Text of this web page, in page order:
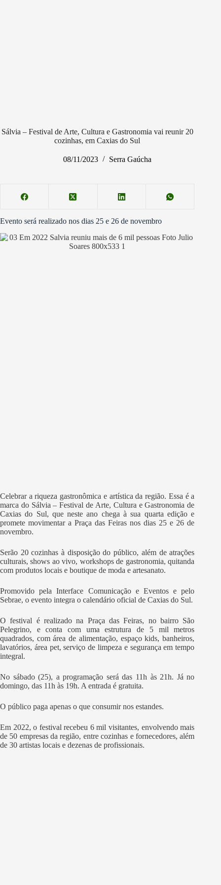
Sálvia – Festival de Arte, Cultura e Gastronomia vai reunir 20
cozinhas, em Caxias do Sul
08/11/2023 Serra Gaúcha
Evento será realizado nos dias 25 e 26 de novembro
Celebrar a riqueza gastronômica e artística da região. Essa é a
marca do Sálvia – Festival de Arte, Cultura e Gastronomia de
Caxias do Sul, que neste ano chega à sua quarta edição e
promete movimentar a Praça das Feiras nos dias 25 e 26 de
novembro.
Serão 20 cozinhas à disposição do público, além de atrações
culturais, shows ao vivo, workshops de gastronomia, quitanda
com produtos locais e boutique de moda e artesanato.
Promovido pela Interface Comunicação e Eventos e pelo
Sebrae, o evento integra o calendário oficial de Caxias do Sul.
O festival é realizado na Praça das Feiras, no bairro São
Pelegrino, e conta com uma estrutura de 5 mil metros
quadrados, com área de alimentação, espaço kids, banheiros,
lavatórios, área pet, serviço de limpeza e segurança em tempo
integral.
No sábado (25), a programação será das 11h às 21h. Já no
domingo, das 11h às 19h. A entrada é gratuita.
O público paga apenas o que consumir nos estandes.
Em 2022, o festival recebeu 6 mil visitantes, envolvendo mais
de 50 empresas da região, entre cozinhas e fornecedores, além
de 30 artistas locais e dezenas de profissionais.